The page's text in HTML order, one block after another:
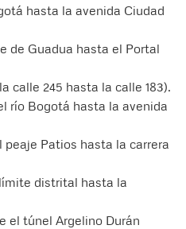
hasta la avenida Ciudad
de Guadua hasta el Portal
calle 245 hasta la calle 183).
río Bogotá hasta la avenida
peaje Patios hasta la carrera
distrital hasta la
el túnel Argelino Durán